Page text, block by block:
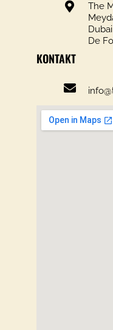
The
Dubai
De
KONTAKT